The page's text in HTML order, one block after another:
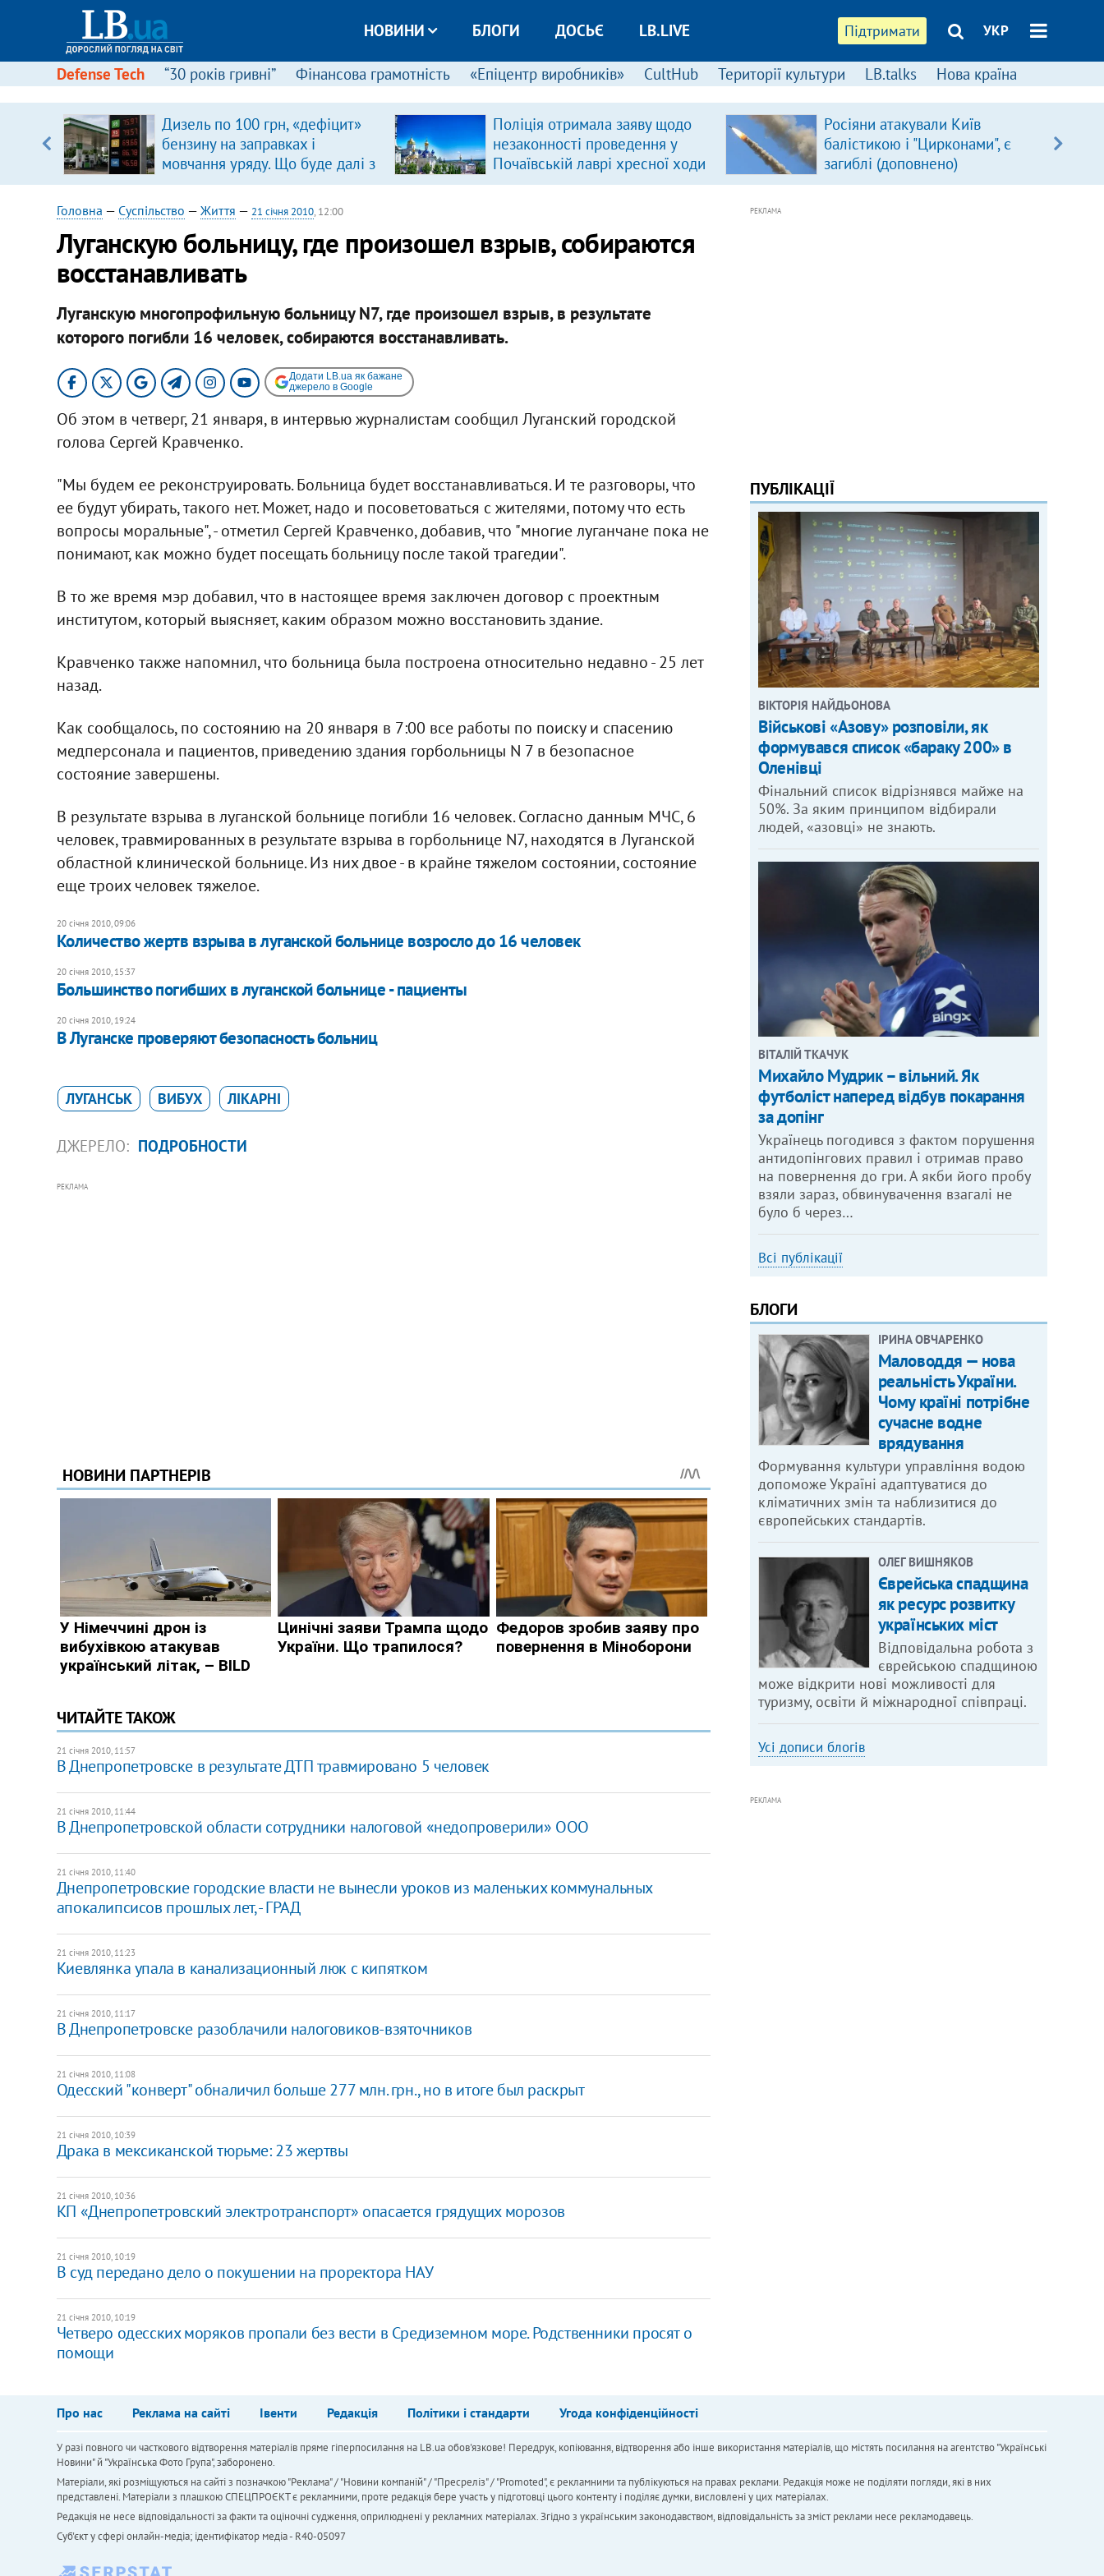
Підтримати УКР
НОВИНИ БЛОГИ ДОСЬЄ LB.LIVE
Defense Tech “30 років гривні” Фінансова грамотність «Епіцентр виробників» CultHub Території культури LB.talks Нова країна
Дизель по 100 грн, «дефіцит»
бензину на заправках і
мовчання уряду. Що буде далі з
цінами на пальне?
Поліція отримала заяву щодо
незаконності проведення у
Почаївській лаврі хресної ходи
Росіяни атакували Київ
балістикою і "Цирконами", є
загиблі (доповнено)
Головна — Суспільство — Життя — 21 січня 2010, 12:00
Луганскую больницу, где произошел взрыв, собираются
восстанавливать
Луганскую многопрофильную больницу N7, где произошел взрыв, в результате
которого погибли 16 человек, собираются восстанавливать.
Додати LB.ua як бажане
джерело в Google
Об этом в четверг, 21 января, в интервью журналистам сообщил Луганский городской
голова Сергей Кравченко.
"Мы будем ее реконструировать. Больница будет восстанавливаться. И те разговоры, что
ее будут убирать, такого нет. Может, надо и посоветоваться с жителями, потому что есть
вопросы моральные", - отметил Сергей Кравченко, добавив, что "многие луганчане пока не
понимают, как можно будет посещать больницу после такой трагедии".
В то же время мэр добавил, что в настоящее время заключен договор с проектным
институтом, который выясняет, каким образом можно восстановить здание.
Кравченко также напомнил, что больница была построена относительно недавно - 25 лет
назад.
Как сообщалось, по состоянию на 20 января в 7:00 все работы по поиску и спасению
медперсонала и пациентов, приведению здания горбольницы N 7 в безопасное
состояние завершены.
В результате взрыва в луганской больнице погибли 16 человек. Согласно данным МЧС, 6
человек, травмированных в результате взрыва в горбольнице N7, находятся в Луганской
областной клинической больнице. Из них двое - в крайне тяжелом состоянии, состояние
еще троих человек тяжелое.
20 січня 2010, 09:06
Количество жертв взрыва в луганской больнице возросло до 16 человек
20 січня 2010, 15:37
Большинство погибших в луганской больнице - пациенты
20 січня 2010, 19:24
В Луганске проверяют безопасность больниц
ЛУГАНСЬК ВИБУХ ЛІКАРНІ
ДЖЕРЕЛО: ПОДРОБНОСТИ
РЕКЛАМА
ЧИТАЙТЕ ТАКОЖ
21 січня 2010, 11:57
В Днепропетровске в результате ДТП травмировано 5 человек
21 січня 2010, 11:44
В Днепропетровской области сотрудники налоговой «недопроверили» ООО
21 січня 2010, 11:40
Днепропетровские городские власти не вынесли уроков из маленьких коммунальных
апокалипсисов прошлых лет, - ГРАД
21 січня 2010, 11:23
Киевлянка упала в канализационный люк с кипятком
21 січня 2010, 11:17
В Днепропетровске разоблачили налоговиков-взяточников
21 січня 2010, 11:08
Одесский "конверт" обналичил больше 277 млн. грн., но в итоге был раскрыт
21 січня 2010, 10:39
Драка в мексиканской тюрьме: 23 жертвы
21 січня 2010, 10:36
КП «Днепропетровский электротранспорт» опасается грядущих морозов
21 січня 2010, 10:19
В суд передано дело о покушении на проректора НАУ
21 січня 2010, 10:19
Четверо одесских моряков пропали без вести в Средиземном море. Родственники просят о
помощи
РЕКЛАМА
ПУБЛІКАЦІЇ
ВІКТОРІЯ НАЙДЬОНОВА
Військові «Азову» розповіли, як
формувався список «бараку 200» в
Оленівці
Фінальний список відрізнявся майже на
50%. За яким принципом відбирали
людей, «азовці» не знають.
ВІТАЛІЙ ТКАЧУК
Михайло Мудрик – вільний. Як
футболіст наперед відбув покарання
за допінг
Українець погодився з фактом порушення
антидопінгових правил і отримав право
на повернення до гри. А якби його пробу
взяли зараз, обвинувачення взагалі не
було б через…
Всі публікації
БЛОГИ
ІРИНА ОВЧАРЕНКО
Маловоддя — нова
реальність України.
Чому країні потрібне
сучасне водне
врядування
Формування культури управління водою
допоможе Україні адаптуватися до
кліматичних змін та наблизитися до
європейських стандартів.
ОЛЕГ ВИШНЯКОВ
Єврейська спадщина
як ресурс розвитку
українських міст
Відповідальна робота з
єврейською спадщиною
може відкрити нові можливості для
туризму, освіти й міжнародної співпраці.
Усі дописи блогів
РЕКЛАМА
Про нас Реклама на сайті Івенти Редакція Політики і стандарти Угода конфіденційності
У разі повного чи часткового відтворення матеріалів пряме гіперпосилання на LB.ua обов'язкове! Передрук, копіювання, відтворення або інше використання матеріалів, що містять посилання на агентство "Українськi
Новини" й "Українська Фото Група", заборонено.
Матеріали, які розміщуються на сайті з позначкою "Реклама" / "Новини компаній" / "Пресреліз" / "Promoted", є рекламними та публікуються на правах реклами. Редакція може не поділяти погляди, які в них
представлені. Матеріали з плашкою СПЕЦПРОЄКТ є рекламними, проте редакція бере участь у підготовці цього контенту і поділяє думки, висловлені у цих матеріалах.
Редакція не несе відповідальності за факти та оціночні судження, оприлюднені у рекламних матеріалах. Згідно з українським законодавством, відповідальність за зміст реклами несе рекламодавець.
Cуб'єкт у сфері онлайн-медіа; ідентифікатор медіа - R40-05097